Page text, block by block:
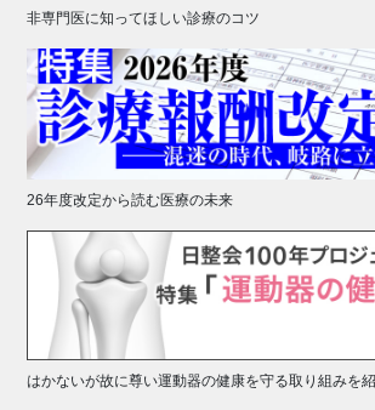
非専門医に知ってほしい診療のコツ
26年度改定から読む医療の未来
はかないが故に尊い運動器の健康を守る取り組みを紹